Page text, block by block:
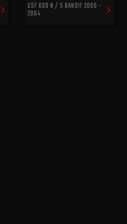
GSF 600 N / S BANDIT 2000 -
2004